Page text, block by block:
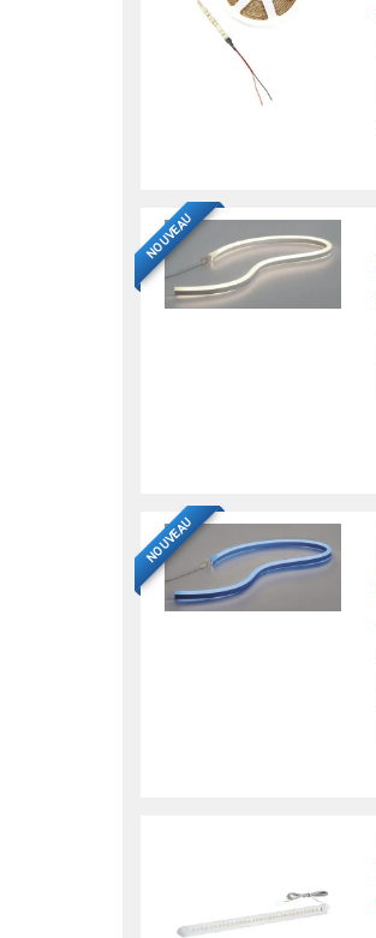
NOUVEAU
NOUVEAU